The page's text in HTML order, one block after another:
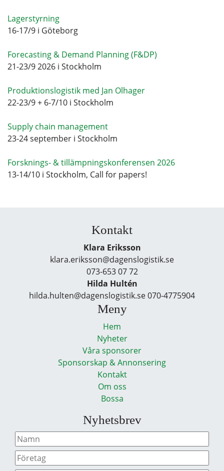
Lagerstyrning
16-17/9 i Göteborg
Forecasting & Demand Planning (F&DP)
21-23/9 2026 i Stockholm
Produktionslogistik med Jan Olhager
22-23/9 + 6-7/10 i Stockholm
Supply chain management
23-24 september i Stockholm
Forsknings- & tillämpningskonferensen 2026
13-14/10 i Stockholm, Call for papers!
Kontakt
Klara Eriksson
klara.eriksson@dagenslogistik.se
073-653 07 72
Hilda Hultén
hilda.hulten@dagenslogistik.se 070-4775904
Meny
Hem
Nyheter
Våra sponsorer
Sponsorskap & Annonsering
Kontakt
Om oss
Bossa
Nyhetsbrev